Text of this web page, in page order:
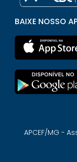
BAIXE NOSSO
APCEF/MG -